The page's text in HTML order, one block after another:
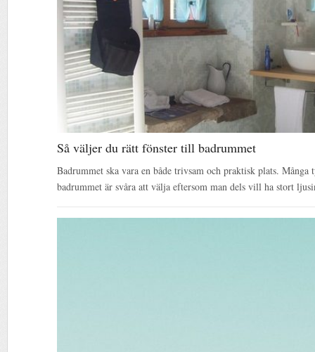
Så väljer du rätt fönster till badrummet
Badrummet ska vara en både trivsam och praktisk plats.
badrummet är svåra att välja eftersom man dels vill ha stort